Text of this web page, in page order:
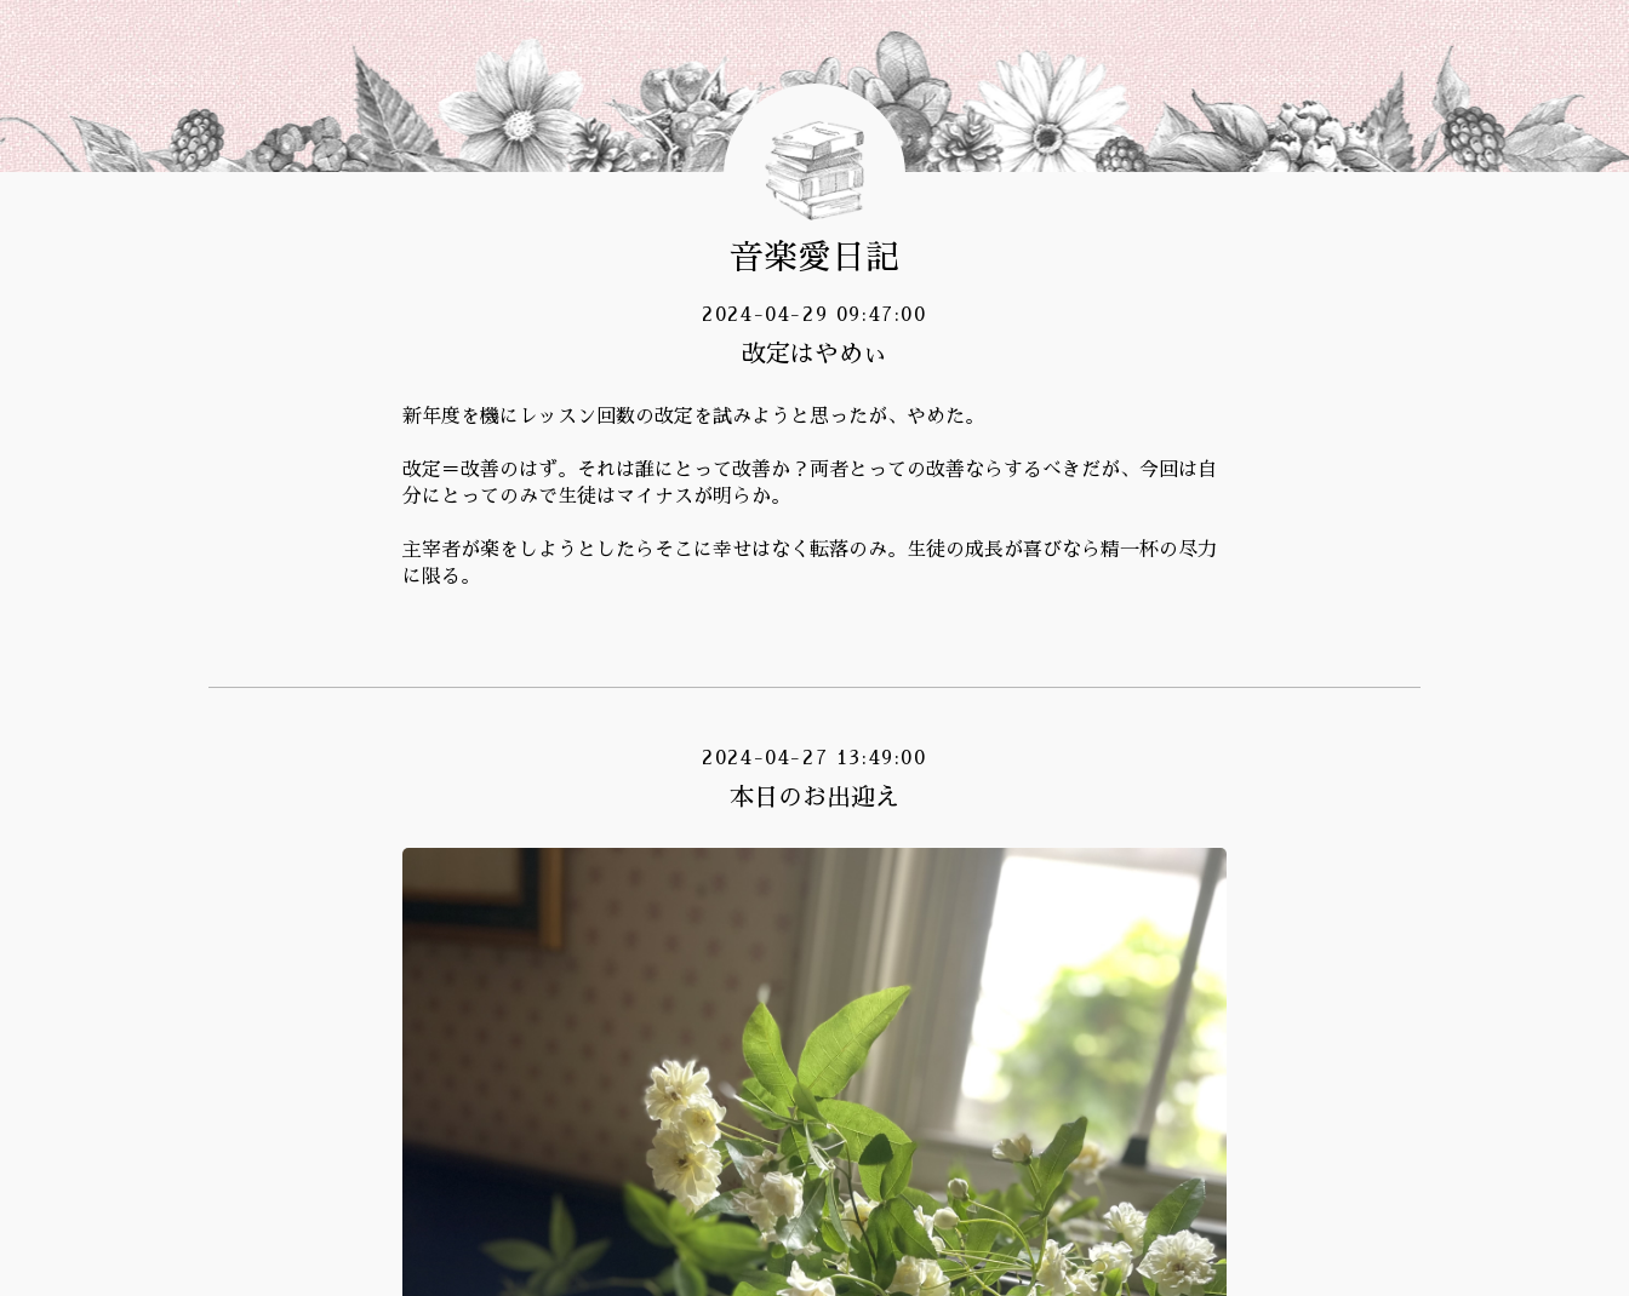
音楽愛日記
2024-04-29 09:47:00
改定はやめぃ
新年度を機にレッスン回数の改定を試みようと思ったが、やめた。
改定＝改善のはず。それは誰にとって改善か？両者とっての改善ならするべきだが、今回は自
分にとってのみで生徒はマイナスが明らか。
主宰者が楽をしようとしたらそこに幸せはなく転落のみ。生徒の成長が喜びなら精一杯の尽力
に限る。
2024-04-27 13:49:00
本日のお出迎え